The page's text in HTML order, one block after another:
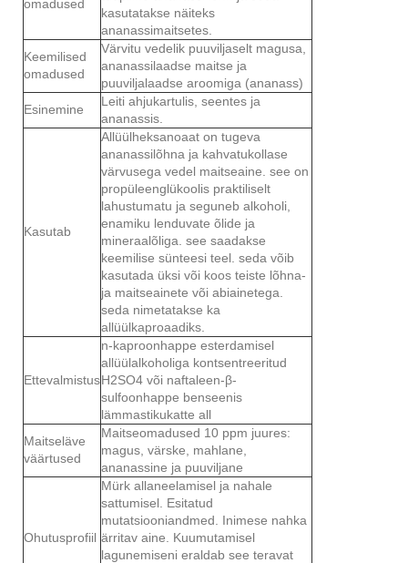
omadused
kasutatakse näiteks
ananassimaitsetes.
Keemilised
omadused
Värvitu vedelik puuviljaselt magusa,
ananassilaadse maitse ja
puuviljalaadse aroomiga (ananass)
Esinemine
Leiti ahjukartulis, seentes ja
ananassis.
Kasutab
Allüülheksanoaat on tugeva
ananassilõhna ja kahvatukollase
värvusega vedel maitseaine. see on
propüleenglükoolis praktiliselt
lahustumatu ja seguneb alkoholi,
enamiku lenduvate õlide ja
mineraalõliga. see saadakse
keemilise sünteesi teel. seda võib
kasutada üksi või koos teiste lõhna-
ja maitseainete või abiainetega.
seda nimetatakse ka
allüülkaproaadiks.
Ettevalmistus
n-kaproonhappe esterdamisel
allüülalkoholiga kontsentreeritud
H2SO4 või naftaleen-β-
sulfoonhappe benseenis
lämmastikukatte all
Maitseläve
väärtused
Maitseomadused 10 ppm juures:
magus, värske, mahlane,
ananassine ja puuviljane
Ohutusprofiil
Mürk allaneelamisel ja nahale
sattumisel. Esitatud
mutatsiooniandmed. Inimese nahka
ärritav aine. Kuumutamisel
lagunemiseni eraldab see teravat